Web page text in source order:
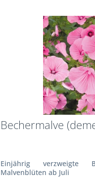
Bechermalve
Einjährig verzweigte
Malvenblüten ab Juli